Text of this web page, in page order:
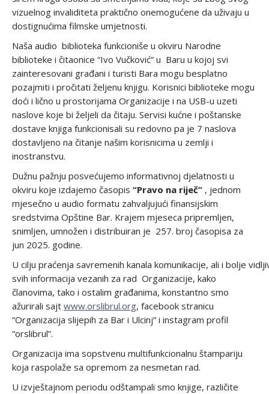
vizuelnog invaliditeta praktično onemogućene da uživaju u
dostignućima filmske umjetnosti.
Naša audio biblioteka funkcioniše u okviru Narodne
biblioteke i čitaonice “Ivo Vučković” u Baru u kojoj svi
zainteresovani građani i turisti Bara mogu besplatno
pozajmiti i pročitati željenu knjigu. Korisnici biblioteke mogu
doći i lično u prostorijama Organizacije i na USB-u uzeti
naslove koje bi željeli da čitaju. Servisi kućne i poštanske
dostave knjiga funkcionisali su redovno pa je 7 naslova
dostavljeno na čitanje našim korisnicima u zemlji i
inostranstvu.
Dužnu pažnju posvećujemo informativnoj djelatnosti u
okviru koje izdajemo časopis “Pravo na riječ” , jednom
mjesečno u audio formatu zahvaljujući finansijskim
sredstvima Opštine Bar. Krajem mjeseca pripremljen,
snimljen, umnožen i distribuiran je 257. broj časopisa za
jun 2025. godine.
U cilju praćenja savremenih kanala komunikacije, ali i bolje
svih informacija vezanih za rad Organizacije, kako
članovima, tako i ostalim građanima, konstantno smo
ažurirali sajt www.orslibrul.org, facebook stranicu
“Organizacija slijepih za Bar i Ulcinj” i instagram profil
“orslibrul”.
Organizacija ima sopstvenu multifunkcionalnu štampariju
koja raspolaže sa opremom za nesmetan rad.
U izvještajnom periodu odštampali smo knjige, različite